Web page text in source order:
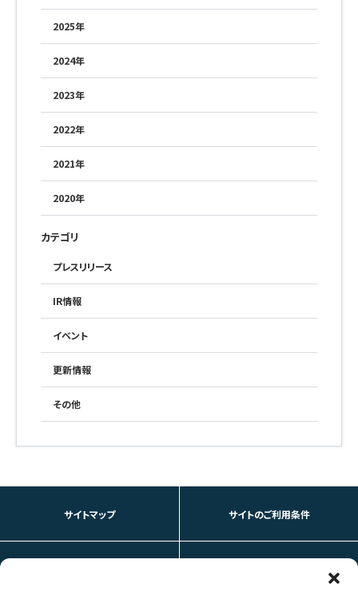
2025年
2024年
2023年
2022年
2021年
2020年
カテゴリ
プレスリリース
IR情報
イベント
更新情報
その他
サイトマップ サイトのご利用条件